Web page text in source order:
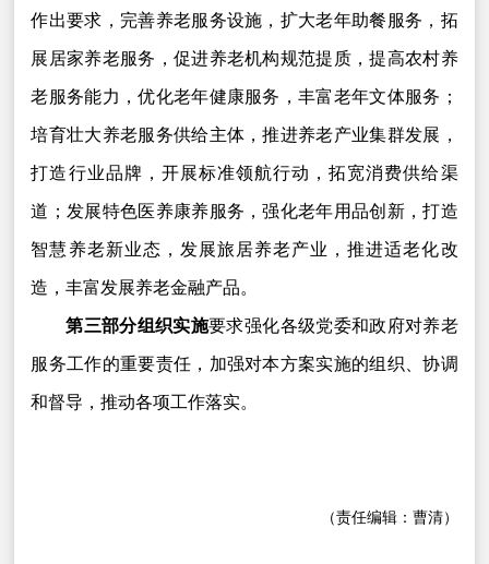
作出要求，完善养老服务设施，扩大老年助餐服务，拓
展居家养老服务，促进养老机构规范提质，提高农村养
老服务能力，优化老年健康服务，丰富老年文体服务；
培育壮大养老服务供给主体，推进养老产业集群发展，
打造行业品牌，开展标准领航行动，拓宽消费供给渠
道；发展特色医养康养服务，强化老年用品创新，打造
智慧养老新业态，发展旅居养老产业，推进适老化改
造，丰富发展养老金融产品。
第三部分组织实施要求强化各级党委和政府对养老
服务工作的重要责任，加强对本方案实施的组织、协调
和督导，推动各项工作落实。
（责任编辑：曹清）